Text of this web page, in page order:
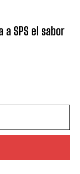
a SPS el sabor